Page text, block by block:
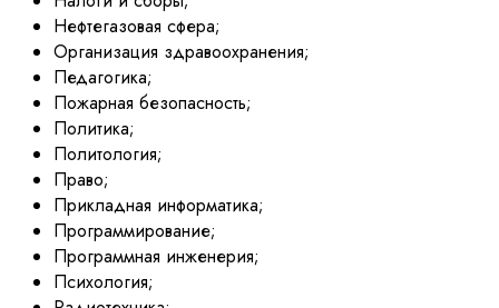
Нефтегазовая сфера;
Организация здравоохранения;
Педагогика;
Пожарная безопасность;
Политика;
Политология;
Право;
Прикладная информатика;
Программирование;
Программная инженерия;
Психология;